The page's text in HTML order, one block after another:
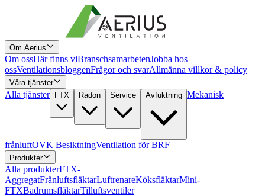
Om Aerius
Om ossHär finns viBranschsamarbetenJobba hos
ossVentilationsbloggenFrågor och svarAllmänna villkor & policy
Våra tjänster
Alla tjänster FTX Radon Service Avfuktning Mekanisk
frånluftOVK BesiktningVentilation för BRF
Produkter
Alla produkterFTX-
AggregatFrånluftsfläktarLuftrenareKöksfläktarMini-
FTXBadrumsfläktarTilluftsventiler